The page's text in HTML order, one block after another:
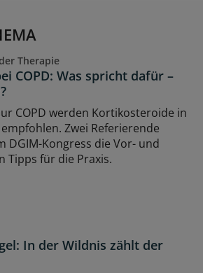
Therapie
COPD: Was spricht dafür –
COPD werden Kortikosteroide in
Zwei Referierende
DGIM-Kongress die Vor- und
Tipps für die Praxis.
In der Wildnis zählt der